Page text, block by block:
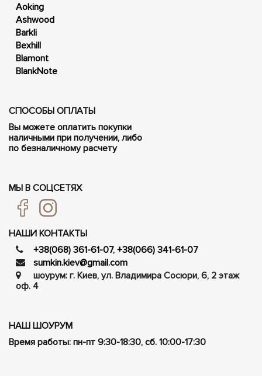
Aoking
Ashwood
Barkli
Bexhill
Blamont
BlankNote
СПОСОБЫ ОПЛАТЫ
Вы можете оплатить покупки
наличными при получении, либо
по безналичному расчету
МЫ В СОЦСЕТЯХ
НАШИ КОНТАКТЫ
+38(068) 361-61-07, +38(066) 341-61-07
sumkin.kiev@gmail.com
шоурум: г. Киев, ул. Владимира Сосюри, ​​6, 2 этаж
оф. 4
НАШ ШОУРУМ
Время работы: пн-пт 9:30-18:30, сб. 10:00-17:30